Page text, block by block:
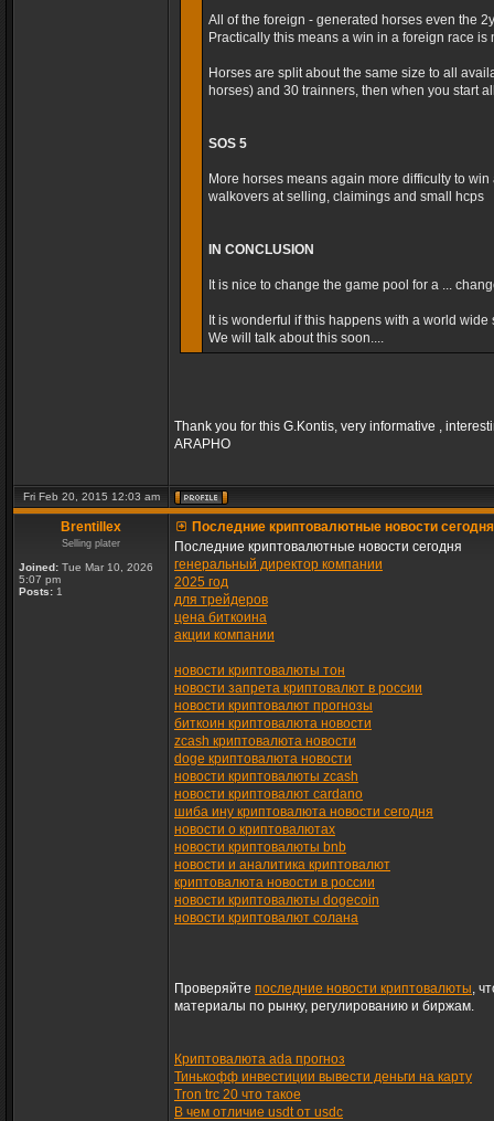
All of the foreign - generated horses even the
Practically this means a win in a foreign race is
Horses are split about the same size to all
horses) and 30 trainners, then when you start
SOS 5
More horses means again more difficulty to
walkovers at selling, claimings and small hcps
IN CONCLUSION
It is nice to change the game pool for a ...
It is wonderful if this happens with a world
We will talk about this soon....
Thank you for this G.Kontis, very informative ,
ARAPHO
Fri Feb 20, 2015 12:03 am
Brentillex
Selling plater
Joined: Tue Mar 10, 2026
5:07 pm
Posts: 1
Последние криптовалютные новости сегодня
Последние криптовалютные новости сегодня
генеральный директор компании
2025 год
для трейдеров
цена биткоина
акции компании
новости криптовалюты тон
новости запрета криптовалют в россии
новости криптовалют прогнозы
биткоин криптовалюта новости
zcash криптовалюта новости
doge криптовалюта новости
новости криптовалюты zcash
новости криптовалют cardano
шиба ину криптовалюта новости сегодня
новости о криптовалютах
новости криптовалюты bnb
новости и аналитика криптовалют
криптовалюта новости в россии
новости криптовалюты dogecoin
новости криптовалют солана
Проверяйте последние новости криптовалюты,
материалы по рынку, регулированию и биржам.
Криптовалюта ada прогноз
Тинькофф инвестиции вывести деньги на карту
Tron trc 20 что такое
В чем отличие usdt от usdc